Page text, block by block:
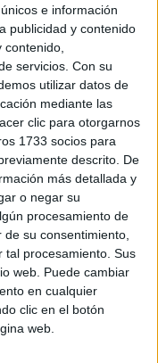
e información
publicidad y contenido
contenido,
servicios. Con su
utilizar datos de
mediante las
clic para otorgarnos
1733 socios para
descrito. De
más detallada y
o negar su
procesamiento de
su consentimiento,
tal procesamiento. Sus
web. Puede cambiar
en cualquier
clic en el botón
web.
laFeriade Ceuta es
que no pueden
busca de estos
quieren los que
Plaza de los Reyes
aGran Vía
su persiana
mantienen su
al Recinto
de azúcar y todo